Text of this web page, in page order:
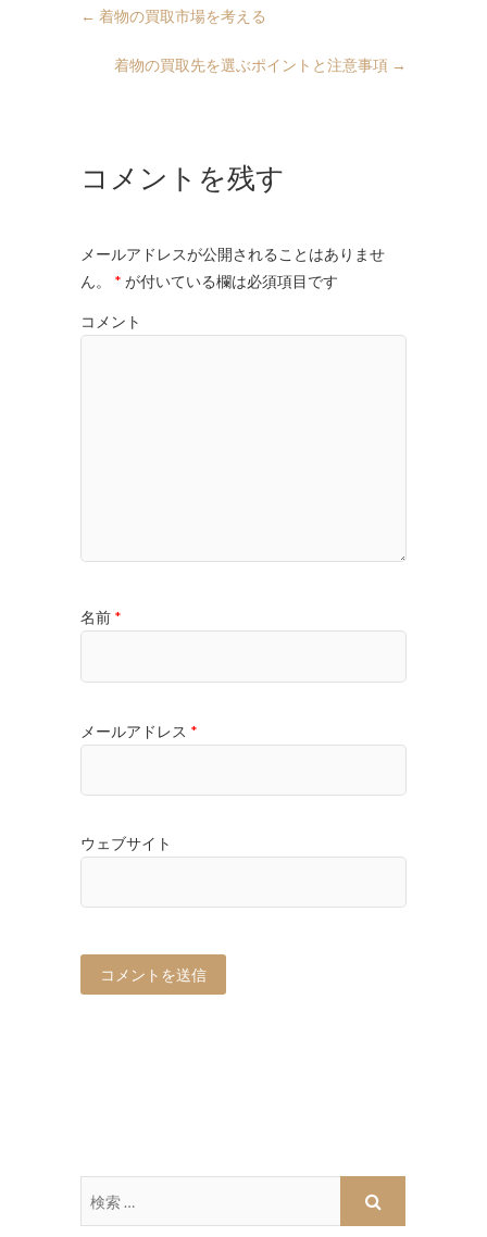
← 着物の買取市場を考える
着物の買取先を選ぶポイントと注意事項 →
コメントを残す
メールアドレスが公開されることはありませ
ん。
* が付いている欄は必須項目です
コメント
名前 *
メールアドレス *
ウェブサイト